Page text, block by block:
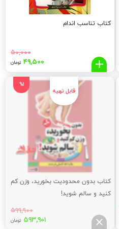
کتاب تناسب اندام
۵۰,۰۰۰
قیمت
اصلی:
۵۰,۰۰۰
تومان
بود.
۴۹,۵۰۰ تومان
کتاب بدون محدودیت بخورید، وزن کم
کنید و سالم شوید!
۵۹۹,۹۰۰
قیمت
۵۹۳,۹۰۱ تومان